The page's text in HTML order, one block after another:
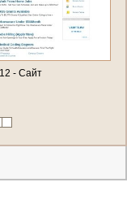
- Сайт